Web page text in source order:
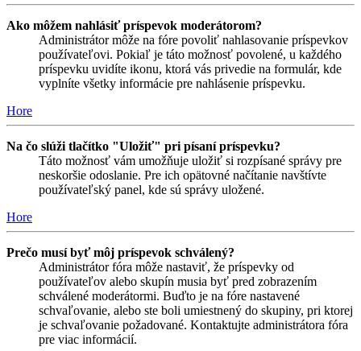
Ako môžem nahlásiť príspevok moderátorom?
Administrátor môže na fóre povoliť nahlasovanie príspevkov
používateľovi. Pokiaľ je táto možnosť povolené, u každého
príspevku uvidíte ikonu, ktorá vás privedie na formulár, kde
vyplníte všetky informácie pre nahlásenie príspevku.
Hore
Na čo slúži tlačítko "Uložiť" pri písaní príspevku?
Táto možnosť vám umožňuje uložiť si rozpísané správy pre
neskoršie odoslanie. Pre ich opätovné načítanie navštívte
používateľský panel, kde sú správy uložené.
Hore
Prečo musí byť môj príspevok schválený?
Administrátor fóra môže nastaviť, že príspevky od
používateľov alebo skupín musia byť pred zobrazením
schválené moderátormi. Buďto je na fóre nastavené
schvaľovanie, alebo ste boli umiestnený do skupiny, pri ktorej
je schvaľovanie požadované. Kontaktujte administrátora fóra
pre viac informácií.